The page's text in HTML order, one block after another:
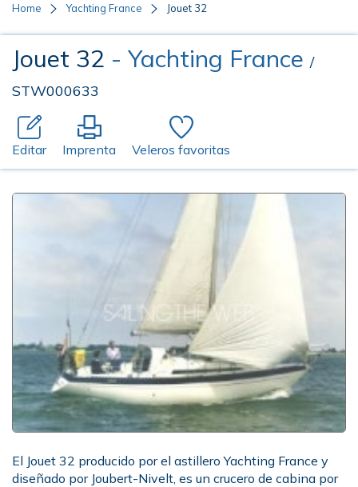
Home Yachting France Jouet 32
Jouet 32 - Yachting France /
STW000633
Editar Imprenta Veleros favoritas
El Jouet 32 producido por el astillero Yachting France y
diseñado por Joubert-Nivelt, es un crucero de cabina por